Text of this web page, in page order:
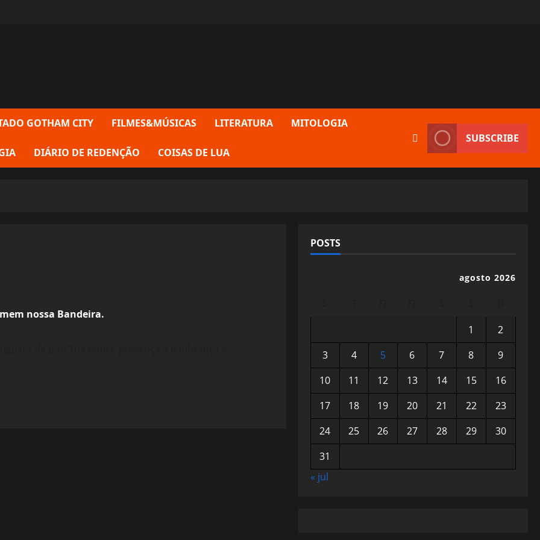
GOTHAM CITY FILMES&MÚSICAS LITERATURA MITOLOGIA
DIÁRIO DE REDENÇÃO COISAS DE LUA
SUBSCRIBE
nossa Bandeira.
POSTS
agosto 2026
1
2
3
4 5 6 7 8
9
10
11 12 13 14 15
16
17
18 19 20 21 22
23
24
25 26 27 28 29
30
31
« jul